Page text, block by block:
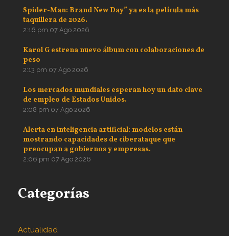
Spider-Man: Brand New Day” ya es la película más
taquillera de 2026.
2:16 pm 07 Ago 2026
Karol G estrena nuevo álbum con colaboraciones de
peso
2:13 pm 07 Ago 2026
Los mercados mundiales esperan hoy un dato clave
de empleo de Estados Unidos.
2:08 pm 07 Ago 2026
Alerta en inteligencia artificial: modelos están
mostrando capacidades de ciberataque que
preocupan a gobiernos y empresas.
2:06 pm 07 Ago 2026
Categorías
Actualidad